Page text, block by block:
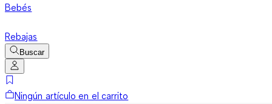
Bebés
Rebajas
Buscar
Ningún artículo en el carrito